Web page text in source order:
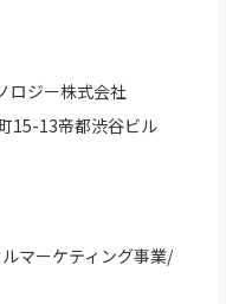
ロジー株式会社
15-13帝都渋谷ビル
マーケティング事業/